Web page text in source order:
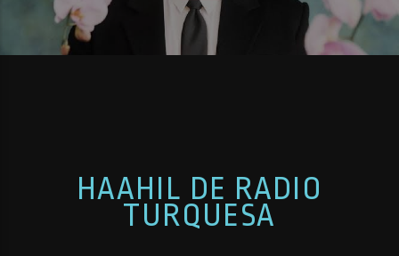
HAAHIL DE RADIO
TURQUESA